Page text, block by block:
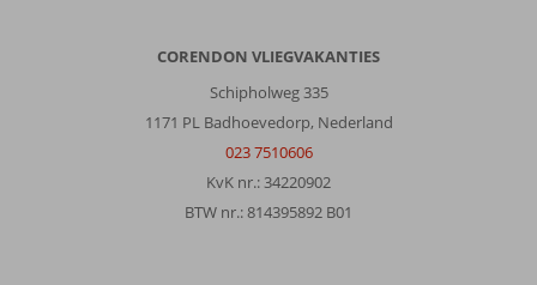
CORENDON VLIEGVAKANTIES
Schipholweg 335
1171 PL Badhoevedorp, Nederland
023 7510606
KvK nr.: 34220902
BTW nr.: 814395892 B01